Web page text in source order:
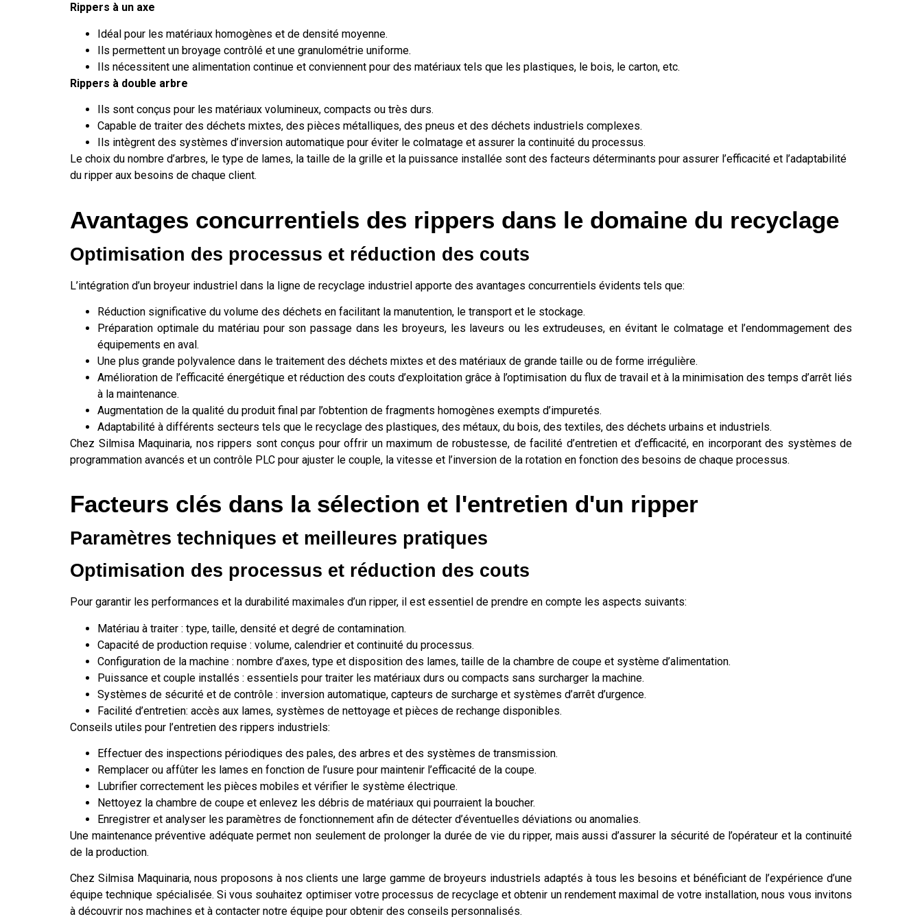
Rippers à un axe
Idéal pour les matériaux homogènes et de densité moyenne.
Ils permettent un broyage contrôlé et une granulométrie uniforme.
Ils nécessitent une alimentation continue et conviennent pour des matériaux tels que les plastiques, le bois, le carton, etc.
Rippers à double arbre
Ils sont conçus pour les matériaux volumineux, compacts ou très durs.
Capable de traiter des déchets mixtes, des pièces métalliques, des pneus et des déchets industriels complexes.
Ils intègrent des systèmes d’inversion automatique pour éviter le colmatage et assurer la continuité du processus.
Le choix du nombre d’arbres, le type de lames, la taille de la grille et la puissance installée sont des facteurs déterminants pour assurer l’efficacité et l’adaptabilité
du ripper aux besoins de chaque client.
Avantages concurrentiels des rippers dans le domaine du recyclage
Optimisation des processus et réduction des couts
L’intégration d’un broyeur industriel dans la ligne de recyclage industriel apporte des avantages concurrentiels évidents tels que:
Réduction significative du volume des déchets en facilitant la manutention, le transport et le stockage.
Préparation optimale du matériau pour son passage dans les broyeurs, les laveurs ou les extrudeuses, en évitant le colmatage et l’endommagement des
équipements en aval.
Une plus grande polyvalence dans le traitement des déchets mixtes et des matériaux de grande taille ou de forme irrégulière.
Amélioration de l’efficacité énergétique et réduction des couts d’exploitation grâce à l’optimisation du flux de travail et à la minimisation des temps d’arrêt liés
à la maintenance.
Augmentation de la qualité du produit final par l’obtention de fragments homogènes exempts d’impuretés.
Adaptabilité à différents secteurs tels que le recyclage des plastiques, des métaux, du bois, des textiles, des déchets urbains et industriels.
Chez Silmisa Maquinaria, nos rippers sont conçus pour offrir un maximum de robustesse, de facilité d’entretien et d’efficacité, en incorporant des systèmes de
programmation avancés et un contrôle PLC pour ajuster le couple, la vitesse et l’inversion de la rotation en fonction des besoins de chaque processus.
Facteurs clés dans la sélection et l'entretien d'un ripper
Paramètres techniques et meilleures pratiques
Optimisation des processus et réduction des couts
Pour garantir les performances et la durabilité maximales d’un ripper, il est essentiel de prendre en compte les aspects suivants:
Matériau à traiter : type, taille, densité et degré de contamination.
Capacité de production requise : volume, calendrier et continuité du processus.
Configuration de la machine : nombre d’axes, type et disposition des lames, taille de la chambre de coupe et système d’alimentation.
Puissance et couple installés : essentiels pour traiter les matériaux durs ou compacts sans surcharger la machine.
Systèmes de sécurité et de contrôle : inversion automatique, capteurs de surcharge et systèmes d’arrêt d’urgence.
Facilité d’entretien: accès aux lames, systèmes de nettoyage et pièces de rechange disponibles.
Conseils utiles pour l’entretien des rippers industriels:
Effectuer des inspections périodiques des pales, des arbres et des systèmes de transmission.
Remplacer ou affûter les lames en fonction de l’usure pour maintenir l’efficacité de la coupe.
Lubrifier correctement les pièces mobiles et vérifier le système électrique.
Nettoyez la chambre de coupe et enlevez les débris de matériaux qui pourraient la boucher.
Enregistrer et analyser les paramètres de fonctionnement afin de détecter d’éventuelles déviations ou anomalies.
Une maintenance préventive adéquate permet non seulement de prolonger la durée de vie du ripper, mais aussi d’assurer la sécurité de l’opérateur et la continuité
de la production.
Chez Silmisa Maquinaria, nous proposons à nos clients une large gamme de broyeurs industriels adaptés à tous les besoins et bénéficiant de l’expérience d’une
équipe technique spécialisée. Si vous souhaitez optimiser votre processus de recyclage et obtenir un rendement maximal de votre installation, nous vous invitons
à découvrir nos machines et à contacter notre équipe pour obtenir des conseils personnalisés.